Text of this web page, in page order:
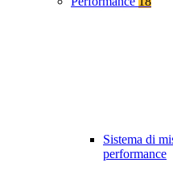
Sistema di
performance